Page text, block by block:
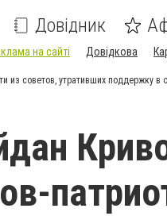
Довідник
на сайті Довідкова
из советов, утративших поддержку